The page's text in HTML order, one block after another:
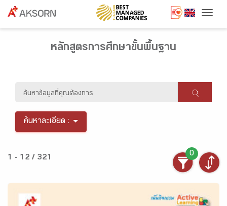
หลักสูตรการศึกษาขั้นพื้นฐาน
ค้นหาละเอียด :
1 - 12 / 321
0